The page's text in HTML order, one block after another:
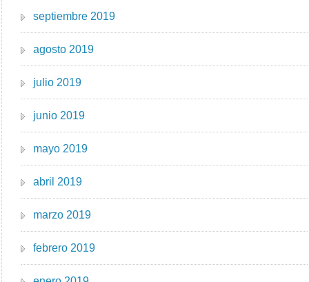
septiembre 2019
agosto 2019
julio 2019
junio 2019
mayo 2019
abril 2019
marzo 2019
febrero 2019